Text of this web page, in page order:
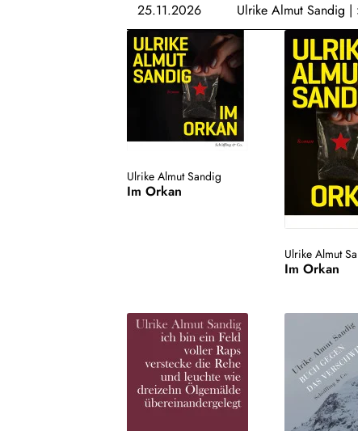
25.11.2026 Ulrike Almut Sandig |
Ulrike Almut Sandig
Im Orkan
Ulrike Almut
Im Orkan